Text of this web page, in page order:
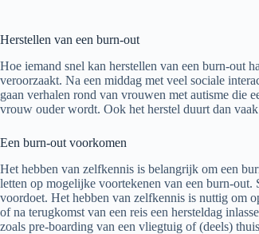
Herstellen van een burn-out
Hoe iemand snel kan herstellen van een burn-out
veroorzaakt. Na een middag met veel sociale
gaan verhalen rond van vrouwen met autisme die
vrouw ouder wordt. Ook het herstel duurt dan vaak
Een ​​burn-out voorkomen
Het hebben van zelfkennis is belangrijk om een
letten op mogelijke voortekenen van een burn-
voordoet. Het hebben van zelfkennis is nuttig om
of na terugkomst van een reis een hersteldag
zoals pre-boarding van een vliegtuig of (deels)